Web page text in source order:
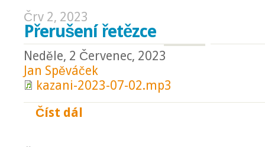
Črv 2, 2023
Přerušení řetězce
Neděle, 2 Červenec, 2023
Jan Spěváček
kazani-2023-07-02.mp3
Číst dál